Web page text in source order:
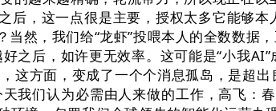
后，这一点很是主要，授权太多它能够
然，我们给“龙虾”投喂本人的全数数
之后，如许更无效率。这可能是“小我
这方面，变成了一个个消息孤岛，是超
我们认为必需由人来做的工作，高飞